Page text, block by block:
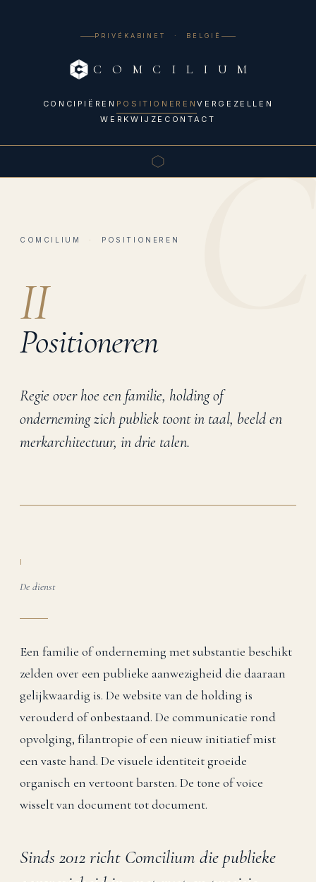
PRIVÉKABINET · BELGIË
C O M C I L I U M
CONCIPIËREN POSITIONERENVERGEZELLEN
WERKWIJZE CONTACT
COMCILIUM · POSITIONEREN
II
Positioneren
Regie over hoe een familie, holding of
onderneming zich publiek toont in taal, beeld en
merkarchitectuur, in drie talen.
I
De dienst
Een familie of onderneming met substantie beschikt
zelden over een publieke aanwezigheid die daaraan
gelijkwaardig is. De website van de holding is
verouderd of onbestaand. De communicatie rond
opvolging, filantropie of een nieuw initiatief mist
een vaste hand. De visuele identiteit groeide
organisch en vertoont barsten. De tone of voice
wisselt van document tot document.
Sinds 2012 richt Comcilium die publieke